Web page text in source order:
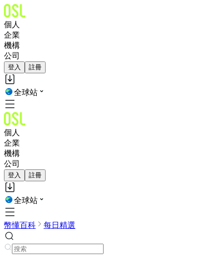
個人
企業
機構
公司
登入 註冊
全球站
個人
企業
機構
公司
登入 註冊
全球站
幣懂百科 每日精選